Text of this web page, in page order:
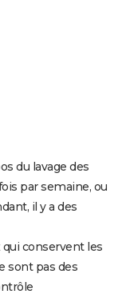
du lavage des
par semaine, ou
il y a des
qui conservent les
sont pas des